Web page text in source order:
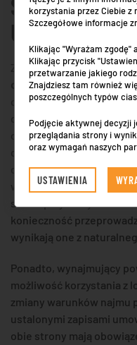
STRONY
Zarówno wynajmujący,
obowiązki wynikające z
do korzystania z lokalu
do wprowadzania
one struktury budynku.
dostosowanie wnętrza
często wymaga to
wynajmujący jest
stanie przydatnym do
konieczność
wynikają one z
Ponadto, wynajmujący
możliwość korzystania z
zmiany warunków najmu
ustalonymi zapisami
obie strony mają
korzystania przez Ciebie z
Szczegółowe informacje
Klikając "Wyrażam zgodę"
Klikając przycisk
przetwarzanie jakiego
Znajdziesz tam również
poszczególnych typów
Podjęcie aktywnej decyzji
przeglądania strony i
oraz wymagań naszych
USTAWIENIA